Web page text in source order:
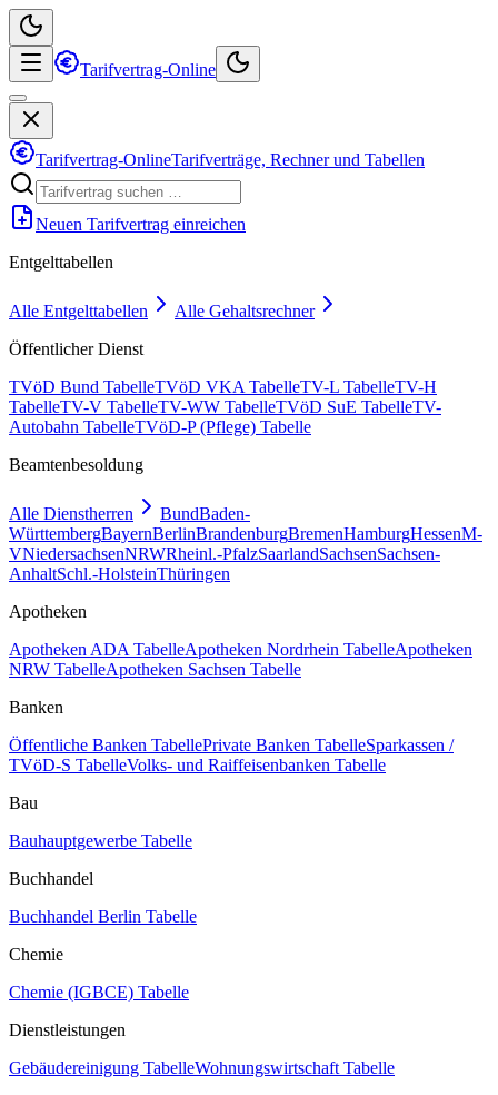
Tarifvertrag-Online
Tarifvertrag-OnlineTarifverträge, Rechner und Tabellen
Neuen Tarifvertrag einreichen
Entgelttabellen
Alle Entgelttabellen
Alle Gehaltsrechner
Öffentlicher Dienst
TVöD Bund TabelleTVöD VKA TabelleTV-L TabelleTV-H
TabelleTV-V TabelleTV-WW TabelleTVöD SuE TabelleTV-
Autobahn TabelleTVöD-P (Pflege) Tabelle
Beamtenbesoldung
Alle Dienstherren BundBaden-
WürttembergBayernBerlinBrandenburgBremenHamburgHessenM-
VNiedersachsenNRWRheinl.-PfalzSaarlandSachsenSachsen-
AnhaltSchl.-HolsteinThüringen
Apotheken
Apotheken ADA TabelleApotheken Nordrhein TabelleApotheken
NRW TabelleApotheken Sachsen Tabelle
Banken
Öffentliche Banken TabellePrivate Banken TabelleSparkassen /
TVöD-S TabelleVolks- und Raiffeisenbanken Tabelle
Bau
Bauhauptgewerbe Tabelle
Buchhandel
Buchhandel Berlin Tabelle
Chemie
Chemie (IGBCE) Tabelle
Dienstleistungen
Gebäudereinigung TabelleWohnungswirtschaft Tabelle